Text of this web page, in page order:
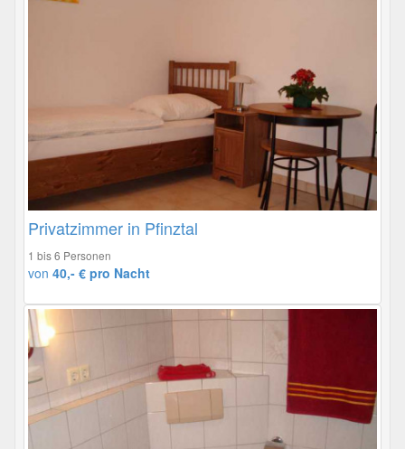
Privatzimmer in Pfinztal
1 bis 6 Personen
von 40,- € pro Nacht